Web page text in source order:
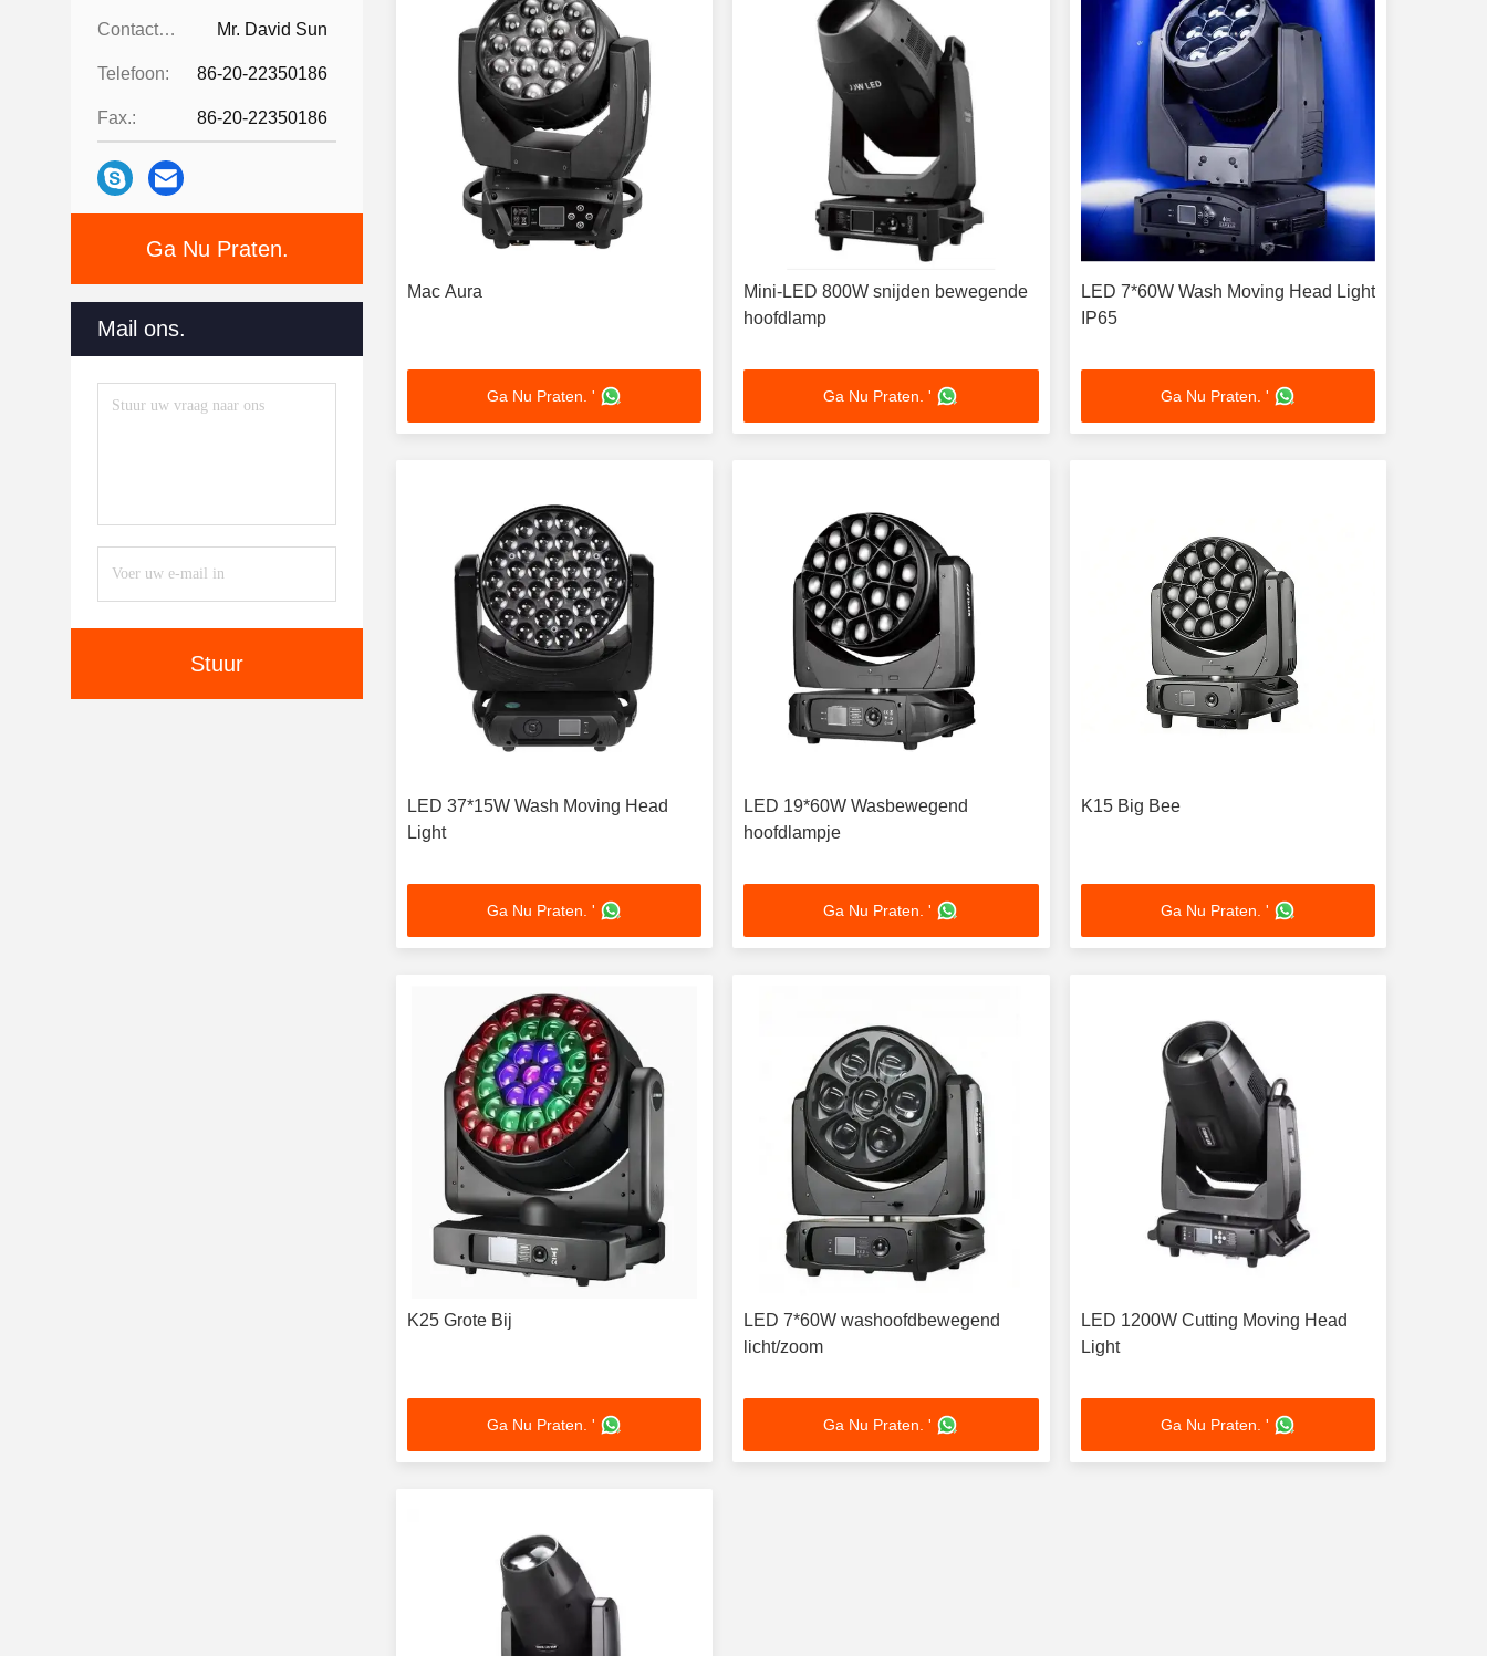
Contactpersonen: Mr. David Sun
Telefoon: 86-20-22350186
Fax.: 86-20-22350186
Ga Nu Praten.
Mail ons.
Stuur
Mac Aura
Ga Nu Praten. '
Mini-LED 800W snijden bewegende
hoofdlamp
Ga Nu Praten. '
LED 7*60W Wash Moving Head Light
IP65
Ga Nu Praten. '
LED 37*15W Wash Moving Head
Light
Ga Nu Praten. '
LED 19*60W Wasbewegend
hoofdlampje
Ga Nu Praten. '
K15 Big Bee
Ga Nu Praten. '
K25 Grote Bij
Ga Nu Praten. '
LED 7*60W washoofdbewegend
licht/zoom
Ga Nu Praten. '
LED 1200W Cutting Moving Head
Light
Ga Nu Praten. '